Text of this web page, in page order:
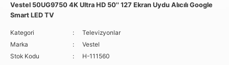
Vestel 50UG9750 4K Ultra HD 50'' 127 Ekran Uydu Alıcılı Google
Smart LED TV
Kategori
Televizyonlar
Marka
Vestel
Stok Kodu
H-111560